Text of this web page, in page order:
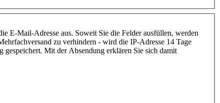
E-Mail-Adresse aus. Soweit Sie die Felder ausfüllen, werden
zu verhindern - wird die IP-Adresse 14 Tage
gespeichert. Mit der Absendung erklären Sie sich damit